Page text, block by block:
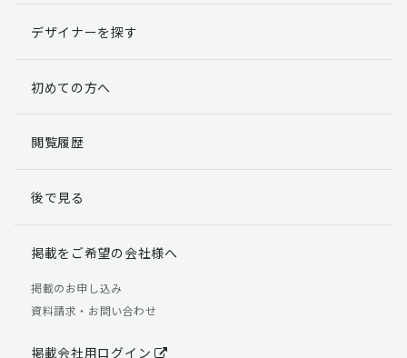
す。
らかじめご了承ください。
個人情報の開示請求について
る権利があります。
「個人情報の取り扱いについて」
【お問合せ先】 個人情報問合せ窓口
TEL：03-5411-7891（平日9:00 ～ 18:00）
デザイナーを探す
初めての方へ
閲覧履歴
後で見る
掲載をご希望の会社様へ
掲載のお申し込み
資料請求・お問い合わせ
掲載会社用ログイン